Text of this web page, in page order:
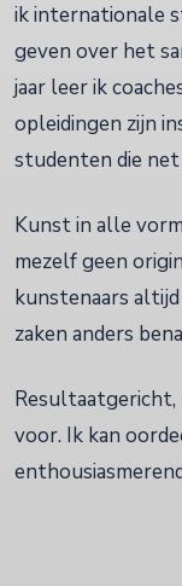
ik internationale
geven over het
jaar leer ik
opleidingen zijn
studenten die
Kunst in alle
mezelf geen
kunstenaars
zaken anders
Resultaatgericht,
voor. Ik kan